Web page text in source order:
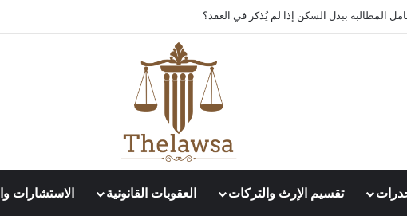
المطالبة ببدل السكن إذا لم يُذكر في العقد؟
تقسيم الإرث والتركات العقوبات القانونية الاستشارات